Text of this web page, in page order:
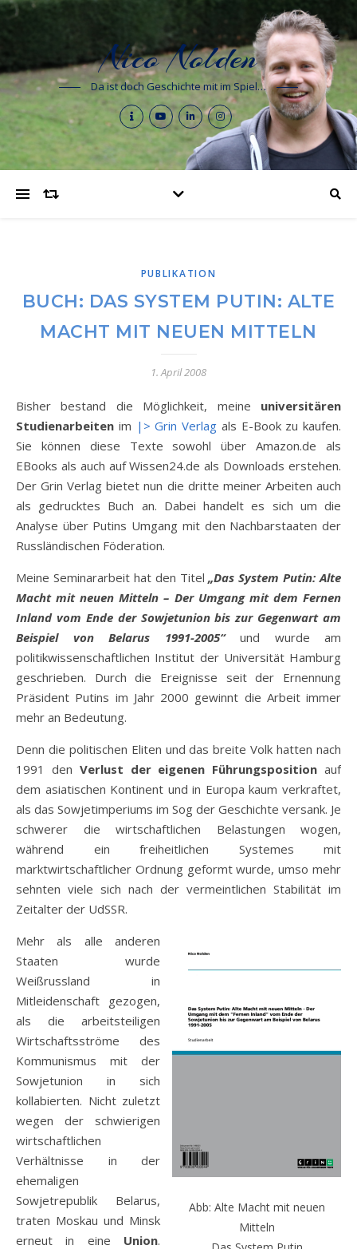
Nico Nolden
Da ist doch Geschichte mit im Spiel…
PUBLIKATION
BUCH: DAS SYSTEM PUTIN: ALTE
MACHT MIT NEUEN MITTELN
1. April 2008
Bisher bestand die Möglichkeit, meine universitären
Studienarbeiten im |> Grin Verlag als E-Book zu kaufen.
Sie können diese Texte sowohl über Amazon.de als
EBooks als auch auf Wissen24.de als Downloads erstehen.
Der Grin Verlag bietet nun die dritte meiner Arbeiten auch
als gedrucktes Buch an. Dabei handelt es sich um die
Analyse über Putins Umgang mit den Nachbarstaaten der
Russländischen Föderation.
Meine Seminararbeit hat den Titel„Das System Putin: Alte
Macht mit neuen Mitteln – Der Umgang mit dem Fernen
Inland vom Ende der Sowjetunion bis zur Gegenwart am
Beispiel von Belarus 1991-2005“und wurde am
politikwissenschaftlichen Institut der Universität Hamburg
geschrieben. Durch die Ereignisse seit der Ernennung
Präsident Putins im Jahr 2000 gewinnt die Arbeit immer
mehr an Bedeutung.
Denn die politischen Eliten und das breite Volk hatten nach
1991 den Verlust der eigenen Führungsposition auf
dem asiatischen Kontinent und in Europa kaum verkraftet,
als das Sowjetimperiums im Sog der Geschichte versank. Je
schwerer die wirtschaftlichen Belastungen wogen,
während ein freiheitlichen Systemes mit
marktwirtschaftlicher Ordnung geformt wurde, umso mehr
sehnten viele sich nach der vermeintlichen Stabilität im
Zeitalter der UdSSR.
Abb: Alte Macht mit neuen
Mitteln
Mehr als alle anderen
Staaten wurde
Weißrussland in
Mitleidenschaft gezogen,
als die arbeitsteiligen
Wirtschaftsströme des
Kommunismus mit der
Sowjetunion in sich
kollabierten. Nicht zuletzt
wegen der schwierigen
wirtschaftlichen
Verhältnisse in der
ehemaligen
Sowjetrepublik Belarus,
traten Moskau und Minsk
erneut in eine Union.